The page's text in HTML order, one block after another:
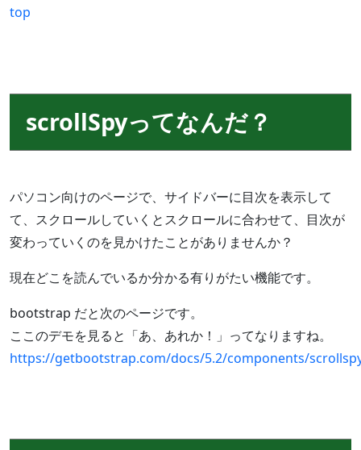
top
scrollSpyってなんだ？
パソコン向けのページで、サイドバーに目次を表示して
て、スクロールしていくとスクロールに合わせて、目次が
変わっていくのを見かけたことがありませんか？
現在どこを読んでいるか分かる有りがたい機能です。
bootstrap だと次のページです。
ここのデモを見ると「あ、あれか！」ってなりますね。
https://getbootstrap.com/docs/5.2/components/